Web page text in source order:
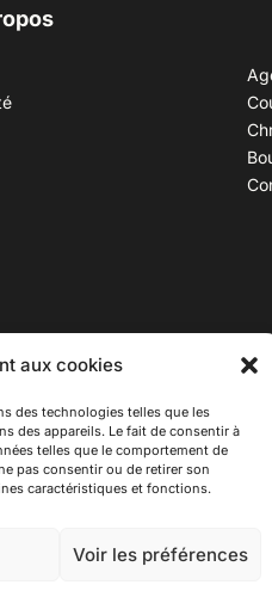
aux cookies
des technologies telles que les
des appareils. Le fait de consentir à
telles que le comportement de
pas consentir ou de retirer son
caractéristiques et fonctions.
Voir les préférences
Horaires
Du mardi au
Samedi 10h –17h
Fermeture lundi